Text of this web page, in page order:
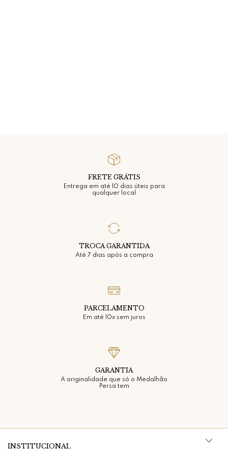
FRETE GRÁTIS
Entrega em até 10 dias úteis para
qualquer local
TROCA GARANTIDA
Até 7 dias após a compra
PARCELAMENTO
Em até 10x sem juros
GARANTIA
A originalidade que só o Medalhão
Persa tem
INSTITUCIONAL